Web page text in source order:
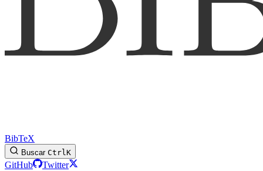
BibTeX
Buscar CtrlK
GitHub
Twitter